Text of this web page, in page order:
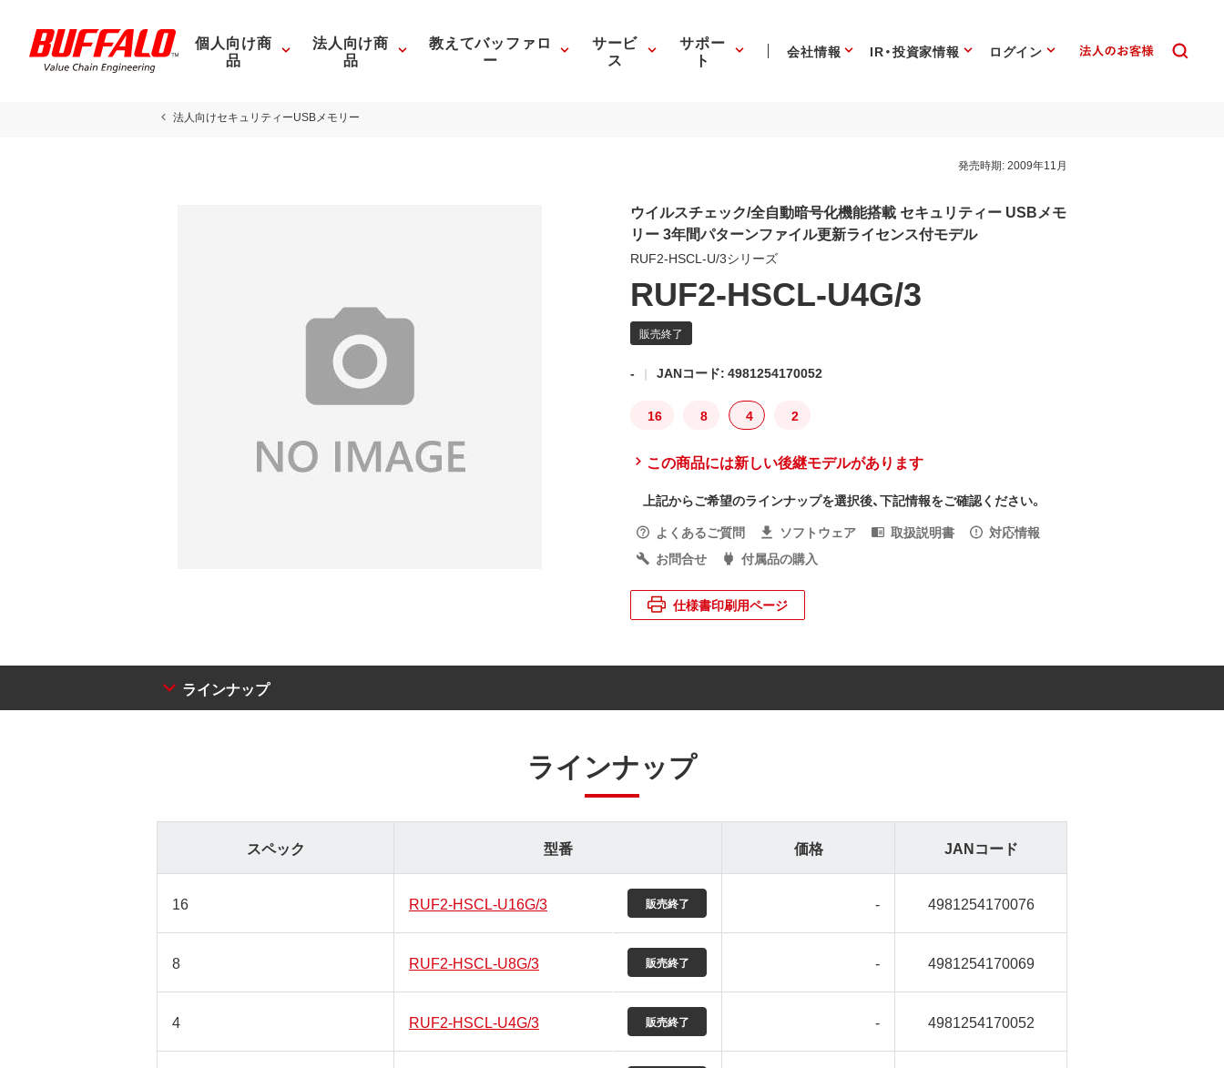
個人向け商
品
法人向け商
品
教えてバッファロ
ー
サービ
ス
サポー
ト 会社情報 IR・投資家情報 ログイン
法人向けセキュリティーUSBメモリー
発売時期:2009年11月
ウイルスチェック/全自動暗号化機能搭載 セキュリティー USBメモ
リー 3年間パターンファイル更新ライセンス付モデル
RUF2-HSCL-U/3シリーズ
RUF2-HSCL-U4G/3
- JANコード: 4981254170052
16 8 4 2
この商品には新しい後継モデルがあります
上記からご希望のラインナップを選択後、下記情報をご確認ください。
よくあるご質問
ソフトウェア 取扱説明書
対応情報
お問合せ
付属品の購入
仕様書印刷用ページ
ラインナップ
ラインナップ
スペック 型番 価格 JANコード
16 RUF2-HSCL-U16G/3 - 4981254170076
8 RUF2-HSCL-U8G/3 - 4981254170069
4 RUF2-HSCL-U4G/3 - 4981254170052